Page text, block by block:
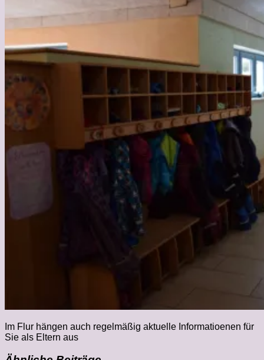
Im Flur hängen auch regelmäßig aktuelle Informatioenen für
Sie als Eltern aus